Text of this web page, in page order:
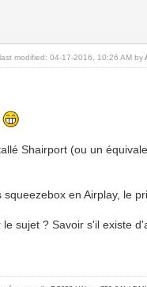
modified: 04-17-2016, 10:26 AM by
Shairport (ou un
en Airplay, le
sujet ? Savoir s'il existe